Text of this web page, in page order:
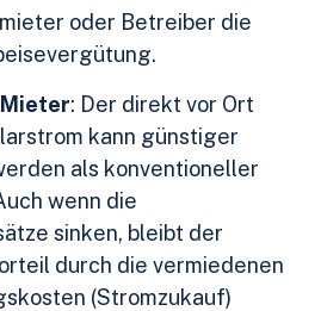
oder Betreiber die
: Der direkt vor Ort
kann günstiger
als konventioneller
wenn die
sinken, bleibt der
durch die vermiedenen
(Stromzukauf)